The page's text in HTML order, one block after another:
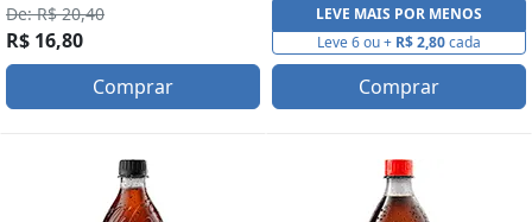
De: R$ 20,40
R$ 16,80
Comprar
LEVE MAIS POR MENOS
Leve 6 ou + R$ 2,80cada
Comprar